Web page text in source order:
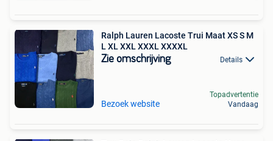
Ralph Lauren Lacoste Trui Maat XS S M
L XL XXL XXXL XXXXL
Zie omschrijving Details
Bezoek website
Topadvertentie
Vandaag